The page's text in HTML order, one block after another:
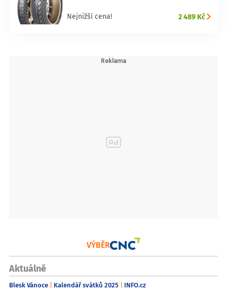
Nejnižší cena! 2 489 Kč
VÝBĚR
Aktuálně
Blesk Vánoce Kalendář svátků 2025 INFO.cz